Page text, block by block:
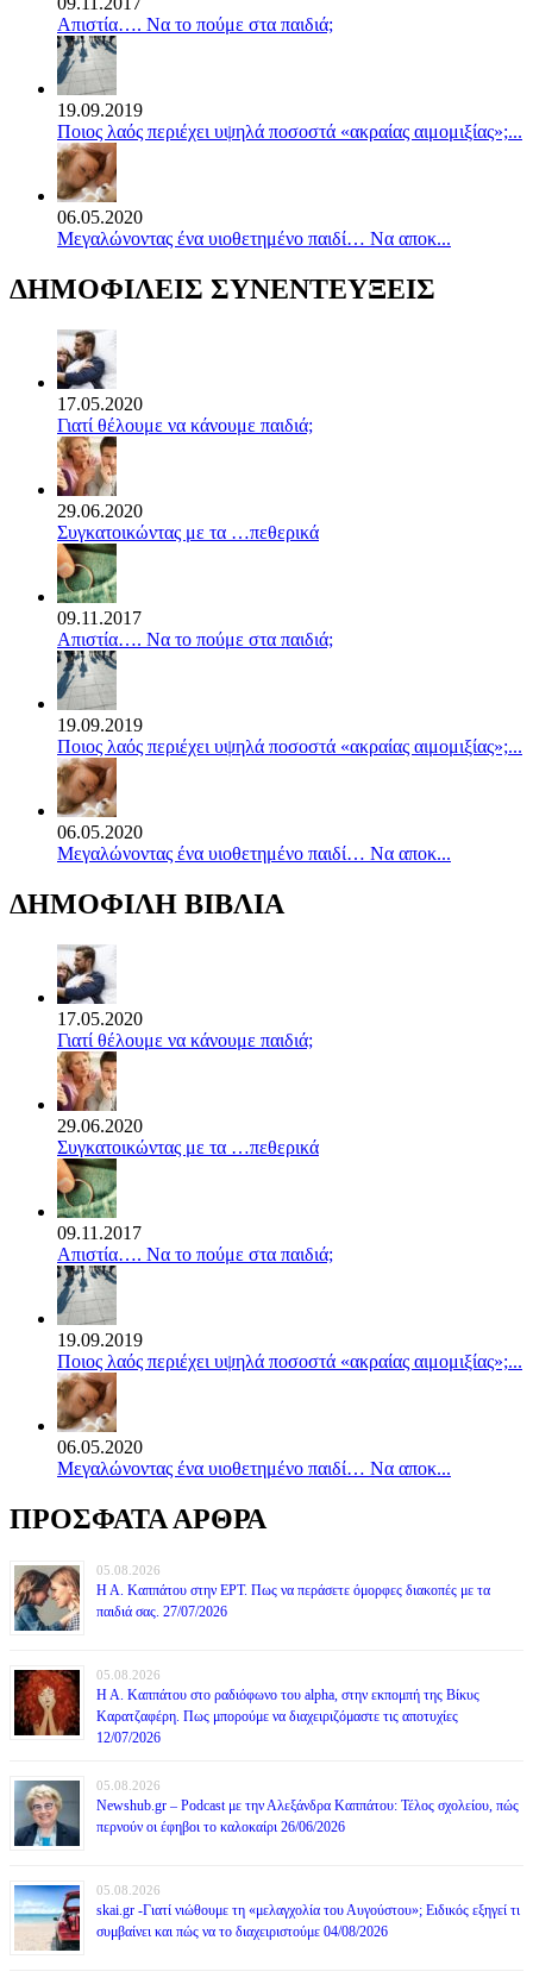
Απιστία…. Να το πούμε στα παιδιά;
19.09.2019
Ποιος λαός περιέχει υψηλά ποσοστά «ακραίας αιμομιξίας»;...
06.05.2020
Mεγαλώνοντας ένα υιοθετημένο παιδί… Να αποκ...
ΔΗΜΟΦΙΛΕΙΣ ΣΥΝΕΝΤΕΥΞΕΙΣ
17.05.2020
Γιατί θέλουμε να κάνουμε παιδιά;
29.06.2020
Συγκατοικώντας με τα …πεθερικά
09.11.2017
Απιστία…. Να το πούμε στα παιδιά;
19.09.2019
Ποιος λαός περιέχει υψηλά ποσοστά «ακραίας αιμομιξίας»;...
06.05.2020
Mεγαλώνοντας ένα υιοθετημένο παιδί… Να αποκ...
ΔΗΜΟΦΙΛΗ ΒΙΒΛΙΑ
17.05.2020
Γιατί θέλουμε να κάνουμε παιδιά;
29.06.2020
Συγκατοικώντας με τα …πεθερικά
09.11.2017
Απιστία…. Να το πούμε στα παιδιά;
19.09.2019
Ποιος λαός περιέχει υψηλά ποσοστά «ακραίας αιμομιξίας»;...
06.05.2020
Mεγαλώνοντας ένα υιοθετημένο παιδί… Να αποκ...
ΠΡΟΣΦΑΤΑ ΑΡΘΡΑ
05.08.2026
Η Α. Καππάτου στην ΕΡΤ. Πως να περάσετε όμορφες διακοπές με τα
παιδιά σας. 27/07/2026
05.08.2026
Η Α. Καππάτου στο ραδιόφωνο του alpha, στην εκπομπή της Βίκυς
Καρατζαφέρη. Πως μπορούμε να διαχειριζόμαστε τις αποτυχίες
12/07/2026
05.08.2026
Newshub.gr – Podcast με την Αλεξάνδρα Καππάτου: Τέλος σχολείου, πώς
περνούν οι έφηβοι το καλοκαίρι 26/06/2026
05.08.2026
skai.gr -Γιατί νιώθουμε τη «μελαγχολία του Αυγούστου»; Ειδικός εξηγεί τι
συμβαίνει και πώς να το διαχειριστούμε 04/08/2026